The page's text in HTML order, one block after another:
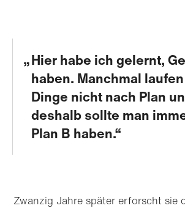
Hier habe ich gelernt,
haben. Manchmal
Dinge nicht nach Plan
deshalb sollte man
Plan B haben.
Zwanzig Jahre später erforscht sie